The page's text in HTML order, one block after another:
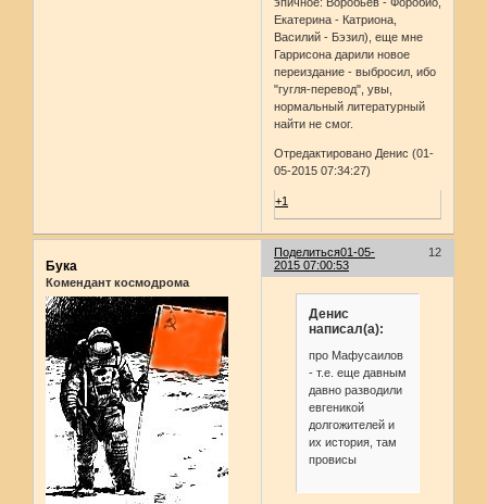
Екатерина - Катриона,
Василий - Бэзил), еще мне
Гаррисона дарили новое
переиздание - выбросил, ибо
"гугля-перевод", увы,
нормальный литературный
найти не смог.
Отредактировано Денис (01-
05-2015 07:34:27)
+1
Поделиться 12
01-05-
2015 07:00:53
Бука
Комендант космодрома
Денис
написал(а):
про Мафусаилов
- т.е. еще давным
давно разводили
евгеникой
долгожителей и
их история, там
провисы